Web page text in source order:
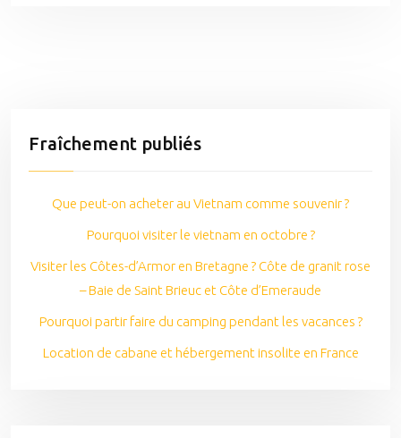
Fraîchement publiés
Que peut-on acheter au Vietnam comme souvenir ?
Pourquoi visiter le vietnam en octobre ?
Visiter les Côtes-d’Armor en Bretagne ? Côte de granit rose
– Baie de Saint Brieuc et Côte d’Emeraude
Pourquoi partir faire du camping pendant les vacances ?
Location de cabane et hébergement insolite en France